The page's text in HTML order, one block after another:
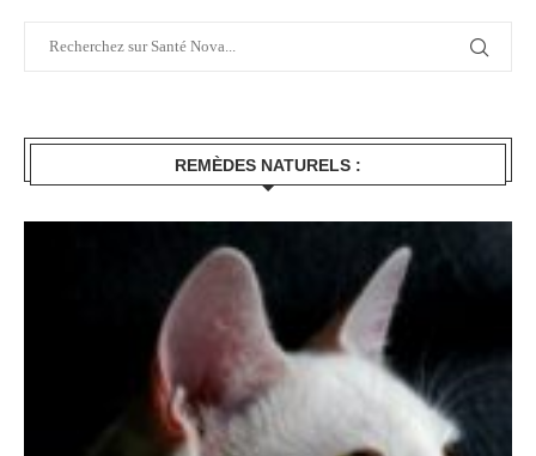
REMÈDES NATURELS :